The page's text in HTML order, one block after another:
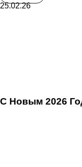
25.02.26
С Новым 2026